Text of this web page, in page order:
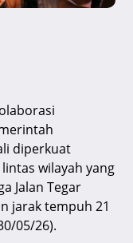
diperkuat
wilayah yang
Jalan Tegar
jarak tempuh 21
05/26).